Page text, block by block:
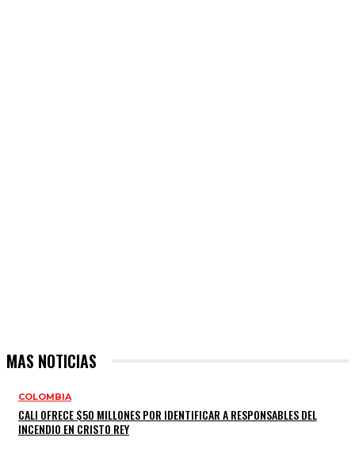
MAS NOTICIAS
COLOMBIA
CALI OFRECE $50 MILLONES POR IDENTIFICAR A RESPONSABLES DEL
INCENDIO EN CRISTO REY